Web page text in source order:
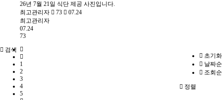
26년 7월 21일 식단 제공 사진입니다.
최고관리자
73
07.24
최고관리자
07.24
73
초기화
날짜순
조회순
정렬
검색
1
2
3
4
5